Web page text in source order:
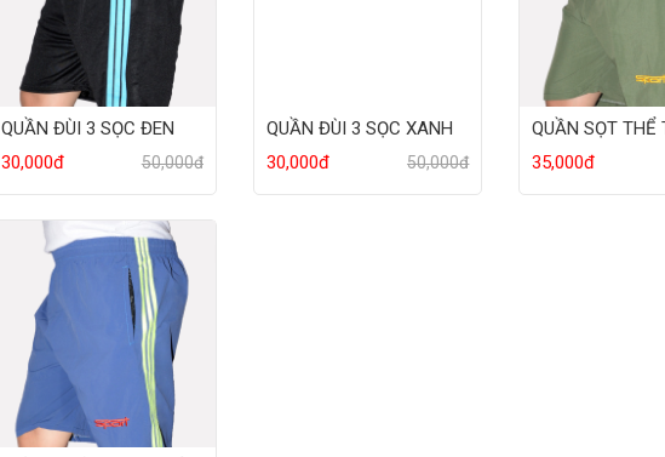
QUẦN ĐÙI 3 SỌC ĐEN
30,000đ
50,000đ
QUẦN ĐÙI 3 SỌC XANH
30,000đ
50,000đ
QUẦN SỌT THỂ
35,000đ